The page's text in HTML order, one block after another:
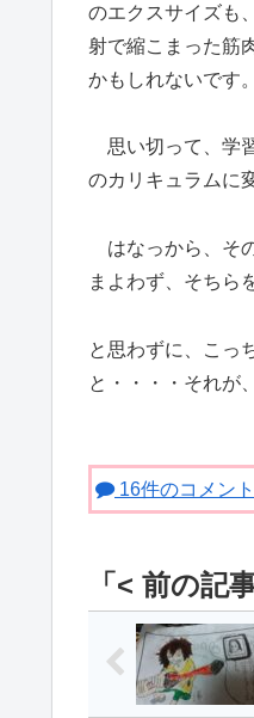
のエクスサイズも
射で縮こまった筋
かもしれないです。
思い切って、学
のカリキュラムに
はなっから、そ
まよわず、そちら
と思わずに、こっ
と・・・・それが
16件のコメン